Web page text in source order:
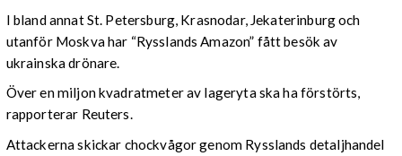
I bland annat St. Petersburg, Krasnodar, Jekaterinburg och
utanför Moskva har “Rysslands Amazon” fått besök av
ukrainska drönare.
Över en miljon kvadratmeter av lageryta ska ha förstörts,
rapporterar Reuters.
Attackerna skickar chockvågor genom Rysslands detaljhandel